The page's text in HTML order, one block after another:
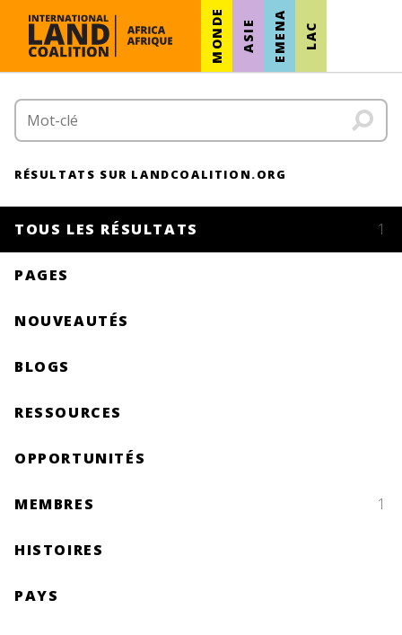
MONDE ASIE EMENA LAC
RÉSULTATS SUR LANDCOALITION.ORG
TOUS LES RÉSULTATS 1
PAGES
NOUVEAUTÉS
BLOGS
RESSOURCES
OPPORTUNITÉS
MEMBRES 1
HISTOIRES
PAYS